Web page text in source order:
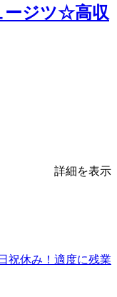
ージツ☆高収
詳細を表示